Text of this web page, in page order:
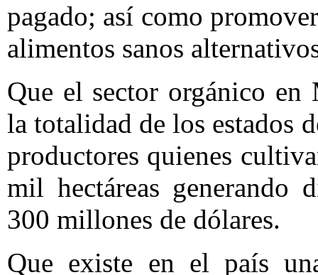
pagado; así como
alimentos sanos
Que el sector orgánico en
la totalidad de los estados
productores quienes
mil hectáreas generando
300 millones de dólares.
Que existe en el país